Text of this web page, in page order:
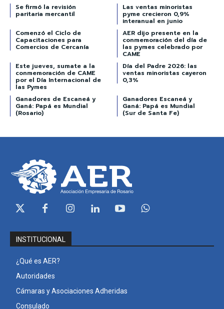
Se firmó la revisión
paritaria mercantil
Las ventas minoristas
pyme crecieron 0,9%
interanual en junio
Comenzó el Ciclo de
Capacitaciones para
Comercios de Cercanía
AER dijo presente en la
conmemoración del día de
las pymes celebrado por
CAME
Este jueves, sumate a la
conmemoración de CAME
por el Día Internacional de
las Pymes
Día del Padre 2026: las
ventas minoristas cayeron
0,3%
Ganadores de Escaneá y
Ganá: Papá es Mundial
(Rosario)
Ganadores Escaneá y
Ganá: Papá es Mundial
(Sur de Santa Fe)
INSTITUCIONAL
¿Qué es AER?
Autoridades
Cámaras y Asociaciones Adheridas
Consulado